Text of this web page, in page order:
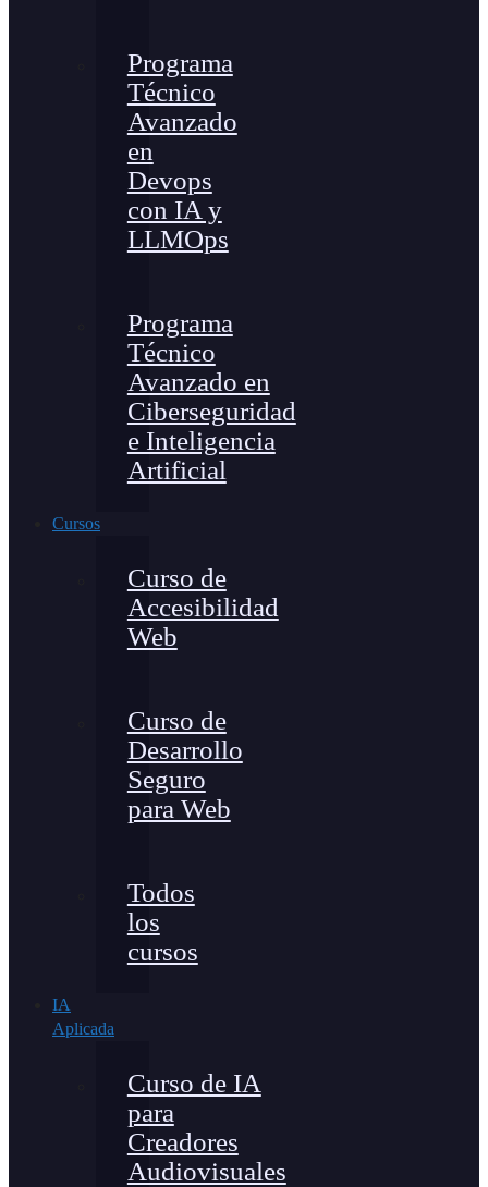
Programa
Técnico
Avanzado
en
Devops
con IA y
LLMOps
Programa
Técnico
Avanzado en
Ciberseguridad
e Inteligencia
Artificial
Cursos
Curso de
Accesibilidad
Web
Curso de
Desarrollo
Seguro
para Web
Todos
los
cursos
IA
Aplicada
Curso de IA
para
Creadores
Audiovisuales